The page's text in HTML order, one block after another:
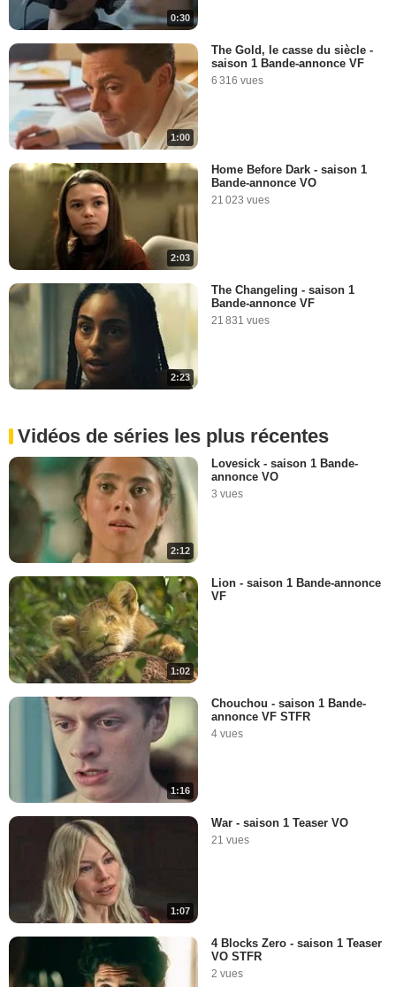
0:30
1:00
The Gold, le casse du siècle -
saison 1 Bande-annonce VF
6 316 vues
2:03
Home Before Dark - saison 1
Bande-annonce VO
21 023 vues
2:23
The Changeling - saison 1
Bande-annonce VF
21 831 vues
Vidéos de séries les plus récentes
2:12
Lovesick - saison 1 Bande-
annonce VO
3 vues
1:02
Lion - saison 1 Bande-annonce
VF
1:16
Chouchou - saison 1 Bande-
annonce VF STFR
4 vues
1:07
War - saison 1 Teaser VO
21 vues
4 Blocks Zero - saison 1 Teaser
VO STFR
2 vues